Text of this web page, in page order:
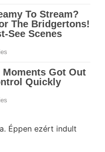
Éppen ezért indult